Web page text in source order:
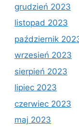
grudzień 2023
listopad 2023
październik
wrzesień 2023
sierpień 2023
lipiec 2023
czerwiec 2023
maj 2023